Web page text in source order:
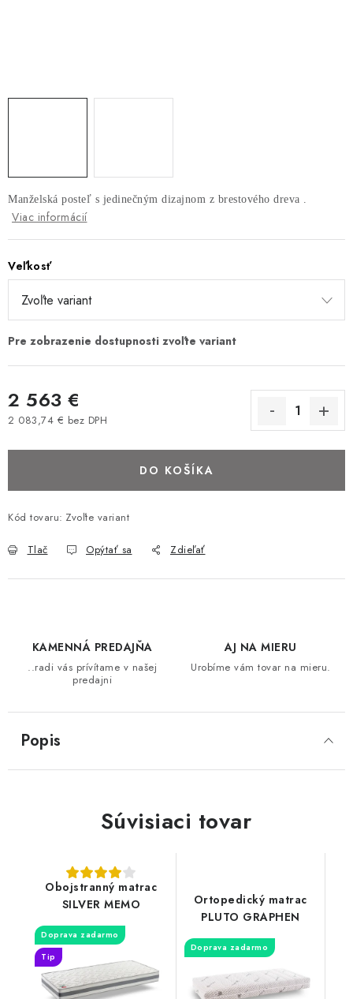
NAJPREDÁVANEJŠIE PRODUKTY
BAROVÉ STOLIČKY
STOLY
MATRACE DORMISAN
VANKÚŠE
POHOVKY A KRESLÁ
SVIETIDLÁ
DETSKÝ NÁBYTOK
VSTAVANÉ SKRINE
NOČNÉ STOLÍKY
KOMODY A VITRÍNY
Manželská posteľ s jedinečným dizajnom z brestového dreva .
Viac informácií
Veľkosť
2 563 €
2 083,74 € bez DPH
DO KOŠÍKA
Kód tovaru: Zvoľte variant
Tlač Opýtať sa Zdieľať
KAMENNÁ PREDAJŇA
..radi vás prívítame v našej
predajni
AJ NA MIERU
Urobíme vám tovar na mieru.
Popis
Súvisiaci tovar
Obojstranný matrac
SILVER MEMO
Doprava zadarmo
Tip
Ortopedický matrac
PLUTO GRAPHEN
Doprava zadarmo